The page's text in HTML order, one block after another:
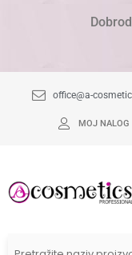
office@a-
MOJ NALOG